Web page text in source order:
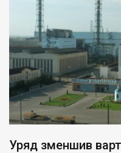
Уряд зменшив